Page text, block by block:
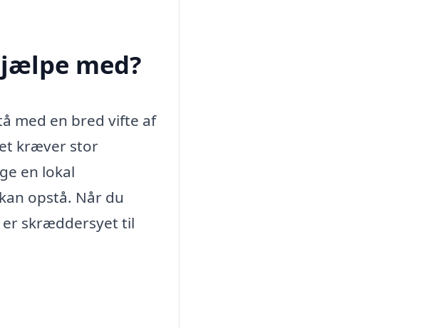
med?
med en bred vifte af
kræver stor
en lokal
opstå. Når du
er skræddersyet til